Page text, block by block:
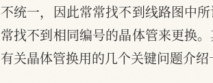
不统一，因此常常找不到线路图中
常找不到相同编号的晶体管来更换
有关晶体管换用的几个关键问题介绍